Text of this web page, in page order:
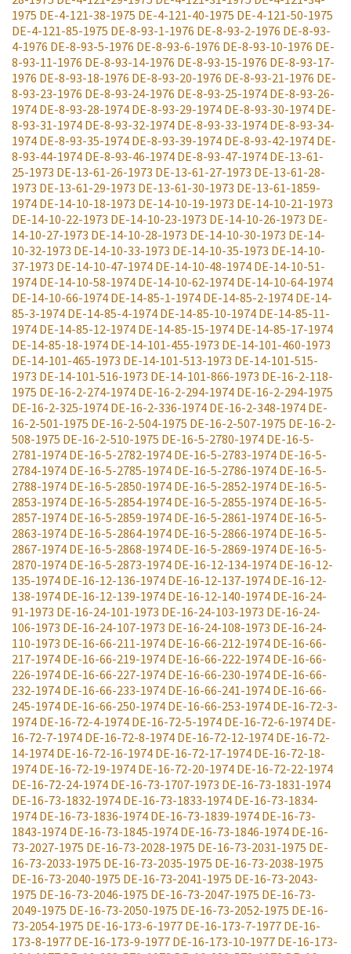
1975 DE-4-121-38-1975 DE-4-121-40-1975 DE-4-121-50-1975
DE-4-121-85-1975 DE-8-93-1-1976 DE-8-93-2-1976 DE-8-93-
4-1976 DE-8-93-5-1976 DE-8-93-6-1976 DE-8-93-10-1976 DE-
8-93-11-1976 DE-8-93-14-1976 DE-8-93-15-1976 DE-8-93-17-
1976 DE-8-93-18-1976 DE-8-93-20-1976 DE-8-93-21-1976 DE-
8-93-23-1976 DE-8-93-24-1976 DE-8-93-25-1974 DE-8-93-26-
1974 DE-8-93-28-1974 DE-8-93-29-1974 DE-8-93-30-1974 DE-
8-93-31-1974 DE-8-93-32-1974 DE-8-93-33-1974 DE-8-93-34-
1974 DE-8-93-35-1974 DE-8-93-39-1974 DE-8-93-42-1974 DE-
8-93-44-1974 DE-8-93-46-1974 DE-8-93-47-1974 DE-13-61-
25-1973 DE-13-61-26-1973 DE-13-61-27-1973 DE-13-61-28-
1973 DE-13-61-29-1973 DE-13-61-30-1973 DE-13-61-1859-
1974 DE-14-10-18-1973 DE-14-10-19-1973 DE-14-10-21-1973
DE-14-10-22-1973 DE-14-10-23-1973 DE-14-10-26-1973 DE-
14-10-27-1973 DE-14-10-28-1973 DE-14-10-30-1973 DE-14-
10-32-1973 DE-14-10-33-1973 DE-14-10-35-1973 DE-14-10-
37-1973 DE-14-10-47-1974 DE-14-10-48-1974 DE-14-10-51-
1974 DE-14-10-58-1974 DE-14-10-62-1974 DE-14-10-64-1974
DE-14-10-66-1974 DE-14-85-1-1974 DE-14-85-2-1974 DE-14-
85-3-1974 DE-14-85-4-1974 DE-14-85-10-1974 DE-14-85-11-
1974 DE-14-85-12-1974 DE-14-85-15-1974 DE-14-85-17-1974
DE-14-85-18-1974 DE-14-101-455-1973 DE-14-101-460-1973
DE-14-101-465-1973 DE-14-101-513-1973 DE-14-101-515-
1973 DE-14-101-516-1973 DE-14-101-866-1973 DE-16-2-118-
1975 DE-16-2-274-1974 DE-16-2-294-1974 DE-16-2-294-1975
DE-16-2-325-1974 DE-16-2-336-1974 DE-16-2-348-1974 DE-
16-2-501-1975 DE-16-2-504-1975 DE-16-2-507-1975 DE-16-2-
508-1975 DE-16-2-510-1975 DE-16-5-2780-1974 DE-16-5-
2781-1974 DE-16-5-2782-1974 DE-16-5-2783-1974 DE-16-5-
2784-1974 DE-16-5-2785-1974 DE-16-5-2786-1974 DE-16-5-
2788-1974 DE-16-5-2850-1974 DE-16-5-2852-1974 DE-16-5-
2853-1974 DE-16-5-2854-1974 DE-16-5-2855-1974 DE-16-5-
2857-1974 DE-16-5-2859-1974 DE-16-5-2861-1974 DE-16-5-
2863-1974 DE-16-5-2864-1974 DE-16-5-2866-1974 DE-16-5-
2867-1974 DE-16-5-2868-1974 DE-16-5-2869-1974 DE-16-5-
2870-1974 DE-16-5-2873-1974 DE-16-12-134-1974 DE-16-12-
135-1974 DE-16-12-136-1974 DE-16-12-137-1974 DE-16-12-
138-1974 DE-16-12-139-1974 DE-16-12-140-1974 DE-16-24-
91-1973 DE-16-24-101-1973 DE-16-24-103-1973 DE-16-24-
106-1973 DE-16-24-107-1973 DE-16-24-108-1973 DE-16-24-
110-1973 DE-16-66-211-1974 DE-16-66-212-1974 DE-16-66-
217-1974 DE-16-66-219-1974 DE-16-66-222-1974 DE-16-66-
226-1974 DE-16-66-227-1974 DE-16-66-230-1974 DE-16-66-
232-1974 DE-16-66-233-1974 DE-16-66-241-1974 DE-16-66-
245-1974 DE-16-66-250-1974 DE-16-66-253-1974 DE-16-72-3-
1974 DE-16-72-4-1974 DE-16-72-5-1974 DE-16-72-6-1974 DE-
16-72-7-1974 DE-16-72-8-1974 DE-16-72-12-1974 DE-16-72-
14-1974 DE-16-72-16-1974 DE-16-72-17-1974 DE-16-72-18-
1974 DE-16-72-19-1974 DE-16-72-20-1974 DE-16-72-22-1974
DE-16-72-24-1974 DE-16-73-1707-1973 DE-16-73-1831-1974
DE-16-73-1832-1974 DE-16-73-1833-1974 DE-16-73-1834-
1974 DE-16-73-1836-1974 DE-16-73-1839-1974 DE-16-73-
1843-1974 DE-16-73-1845-1974 DE-16-73-1846-1974 DE-16-
73-2027-1975 DE-16-73-2028-1975 DE-16-73-2031-1975 DE-
16-73-2033-1975 DE-16-73-2035-1975 DE-16-73-2038-1975
DE-16-73-2040-1975 DE-16-73-2041-1975 DE-16-73-2043-
1975 DE-16-73-2046-1975 DE-16-73-2047-1975 DE-16-73-
2049-1975 DE-16-73-2050-1975 DE-16-73-2052-1975 DE-16-
73-2054-1975 DE-16-173-6-1977 DE-16-173-7-1977 DE-16-
173-8-1977 DE-16-173-9-1977 DE-16-173-10-1977 DE-16-173-